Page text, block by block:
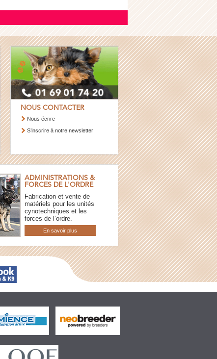
NOUS CONTACTER
Nous écrire
S’inscrire à notre newsletter
ADMINISTRATIONS &
FORCES DE L'ORDRE
Fabrication et vente de
matériels pour les unités
cynotechniques et les
forces de l’ordre.
En savoir plus